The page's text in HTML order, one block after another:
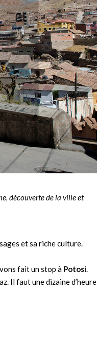
découverte de la ville et
et sa riche culture.
fait un stop à Potosi
Il faut une dizaine d’heure